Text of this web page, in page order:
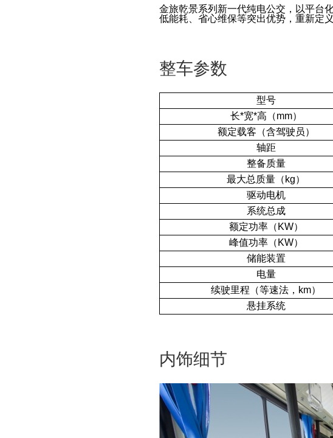
金旅乾景系列 新一代纯电公交 ，以平台
低能耗、省心维保等突出优势 ，重新定
整车参数
型号
长*宽*高（mm）
额定载客（含驾驶员）
轴距
整备质量
最大总质量（kg）
驱动电机
系统总成
额定功率（KW）
峰值功率（KW）
储能装置
电量
续驶里程（等速法，km）
悬挂系统
内饰细节